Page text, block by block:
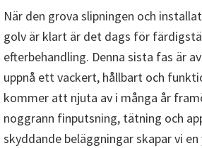
När den grova slipningen och
golv är klart är det dags för
efterbehandling. Denna sista fas är
uppnå ett vackert, hållbart och
kommer att njuta av i många år
noggrann finputsning, tätning och
skyddande beläggningar skapar vi